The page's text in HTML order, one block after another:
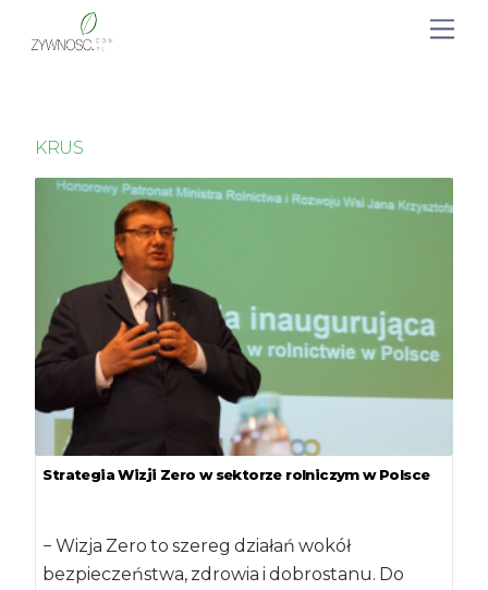
KRUS
Strategia Wizji Zero w sektorze rolniczym w Polsce
− Wizja Zero to szereg działań wokół
bezpieczeństwa, zdrowia i dobrostanu. Do